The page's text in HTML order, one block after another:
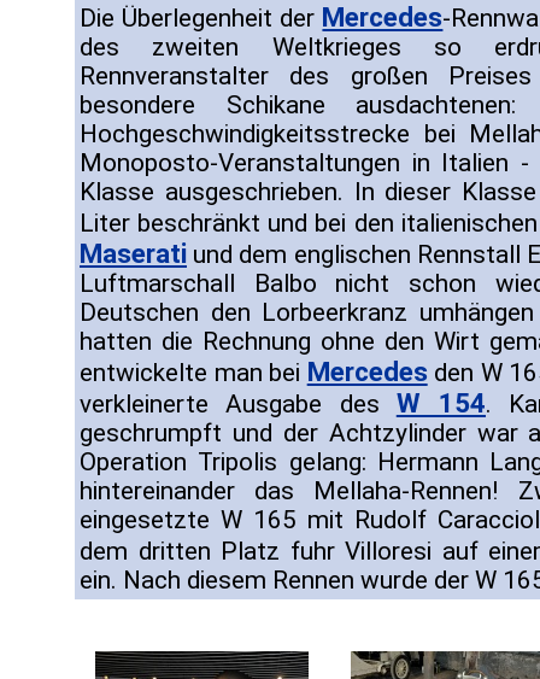
Die Überlegenheit der Mercedes-
des zweiten Weltkrieges so
Rennveranstalter des großen
besondere Schikane
Hochgeschwindigkeitsstrecke bei
Monoposto-Veranstaltungen in Italien
Klasse ausgeschrieben. In dieser
Liter beschränkt und bei den
Maserati und dem englischen Rennstall
Luftmarschall Balbo nicht schon
Deutschen den Lorbeerkranz
hatten die Rechnung ohne den Wirt
entwickelte man bei Mercedes den W
verkleinerte Ausgabe des W 154.
geschrumpft und der Achtzylinder war
Operation Tripolis gelang: Hermann
hintereinander das Mellaha-Rennen!
eingesetzte W 165 mit Rudolf
dem dritten Platz fuhr Villoresi auf
ein. Nach diesem Rennen wurde der W